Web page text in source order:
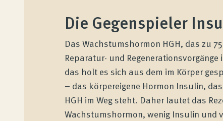
Die Gegenspieler
Das Wachstumshormon HGH, das zu
Reparatur- und
das holt es sich aus dem im Körper
– das körpereigene Hormon Insulin,
HGH im Weg steht. Daher lautet das
Wachstumshormon, wenig Insulin und